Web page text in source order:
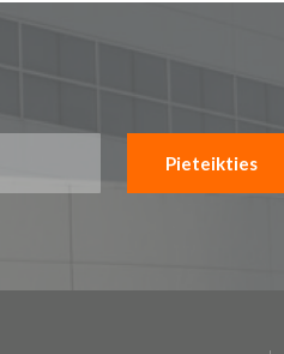
Pieteikties